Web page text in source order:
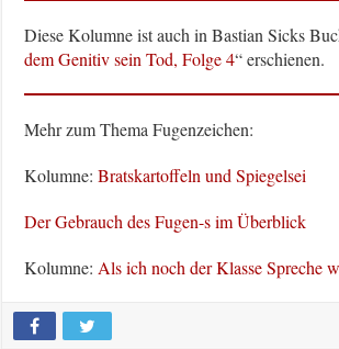
Diese Kolumne ist auch in Bastian Sicks
dem Genitiv sein Tod, Folge 4“ erschienen.
Mehr zum Thema Fugenzeichen:
Kolumne:Bratskartoffeln und Spiegelsei
Der Gebrauch des Fugen-s im Überblick
Kolumne:Als ich noch der Klasse Spreche